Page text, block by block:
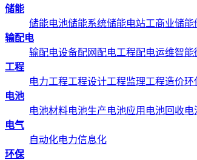
储能
储能电池储能系统储能电站工商业储能
输配电
输配电设备配网配电工程配电运维智能
工程
电力工程工程设计工程监理工程造价环
电池
电池材料电池生产电池应用 电池回收电
电气
自动化电力信息化
环保